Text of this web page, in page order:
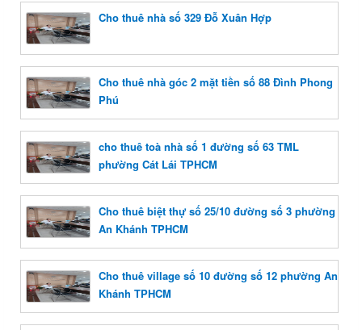
Cho thuê nhà số 329 Đỗ Xuân Hợp
Cho thuê nhà góc 2 mặt tiền số 88 Đình Phong
Phú
cho thuê toà nhà số 1 đường số 63 TML
phường Cát Lái TPHCM
Cho thuê biệt thự số 25/10 đường số 3 phường
An Khánh TPHCM
Cho thuê village số 10 đường số 12 phường An
Khánh TPHCM